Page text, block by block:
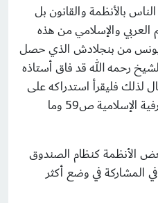
بالأنظمة والقانون بل
العربي والإسلامي من هذه
من بنجلادش الذي حصل
رحمه الله قد فاق أستاذه
لذلك فليقرأ استدراكه على
أستاذه في خاطرات حول المصرفية الإسلامية ص59 وما
الأنظمة كنظام الصندوق
المشاركة في وضع أكثر